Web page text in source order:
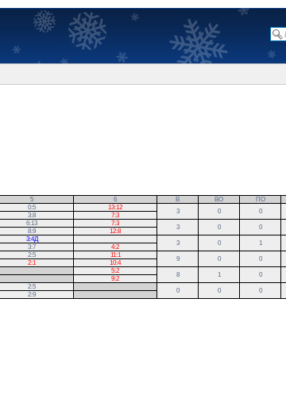
5 6 В ВО ПО
0:5 13:12
3 0 0
3:8
7:3
6:13 7:3
3 0 0
8:9
12:8
3:4Д
3 0 1
3:7
4:2
2:5 11:1
9 0 0
2:1
10:4
5:2
8 1 0
9:2
2:5
0 0 0
2:9